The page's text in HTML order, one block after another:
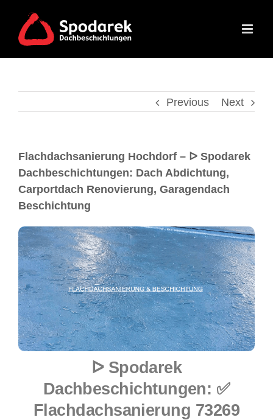
Previous Next
Flachdachsanierung Hochdorf – ᐅ Spodarek
Dachbeschichtungen: Dach Abdichtung,
Carportdach Renovierung, Garagendach
Beschichtung
ᐅ Spodarek
Dachbeschichtungen: ✅
Flachdachsanierung 73269